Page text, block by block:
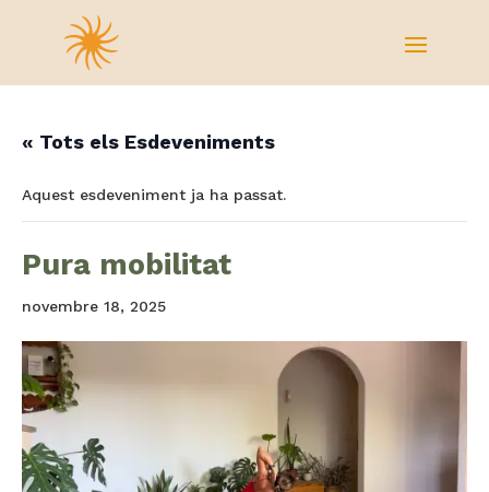
« Tots els Esdeveniments
Aquest esdeveniment ja ha passat.
Pura mobilitat
novembre 18, 2025